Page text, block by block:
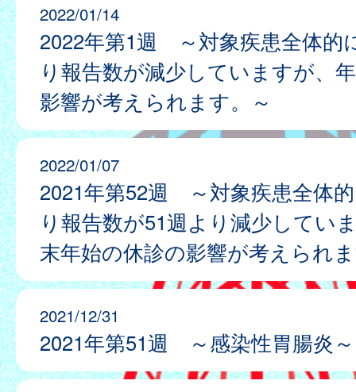
2022/01/14
2022年第1週 ～対象疾患全体的
り報告数が減少していますが、
影響が考えられます。～
2022/01/07
2021年第52週 ～対象疾患全体
り報告数が51週より減少してい
末年始の休診の影響が考えられ
2021/12/31
2021年第51週 ～感染性胃腸炎～